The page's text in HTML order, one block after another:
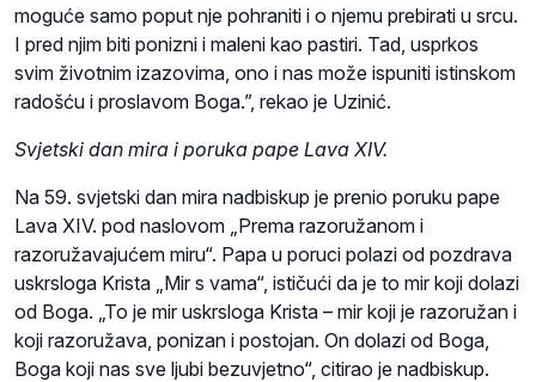
moguće samo poput nje pohraniti i o njemu prebirati u srcu.
I pred njim biti ponizni i maleni kao pastiri. Tad, usprkos
svim životnim izazovima, ono i nas može ispuniti istinskom
radošću i proslavom Boga.”, rekao je Uzinić.
Svjetski dan mira i poruka pape Lava XIV.
Na 59. svjetski dan mira nadbiskup je prenio poruku pape
Lava XIV. pod naslovom „Prema razoružanom i
razoružavajućem miru“. Papa u poruci polazi od pozdrava
uskrsloga Krista „Mir s vama“, ističući da je to mir koji dolazi
od Boga. „To je mir uskrsloga Krista – mir koji je razoružan i
koji razoružava, ponizan i postojan. On dolazi od Boga,
Boga koji nas sve ljubi bezuvjetno“, citirao je nadbiskup.